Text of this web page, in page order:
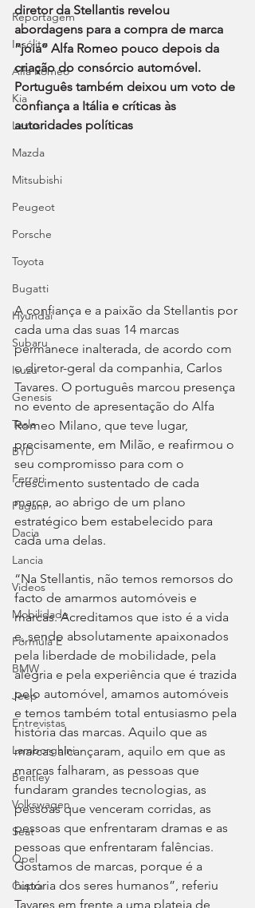
Reportagem
Insólito
Alfa Romeo
Kia
Lexus
Mazda
Mitsubishi
Peugeot
Porsche
Toyota
Bugatti
Hyundai
Subaru
Isuzu
Genesis
Tesla
BYD
Ferrari
Pagani
Dacia
Lancia
Videos
Mobilidade
Fórmula E
BMW
Jeep
Entrevistas
Lamborghini
Bentley
Volkswagen
Seat
Opel
Cupra
diretor da Stellantis revelou
abordagens para a compra de marca
“joia” Alfa Romeo pouco depois da
criação do consórcio automóvel.
Português também deixou um voto de
confiança a Itália e críticas às
autoridades políticas
A confiança e a paixão da Stellantis por
cada uma das suas 14 marcas
permanece inalterada, de acordo com
o diretor-geral da companhia, Carlos
Tavares. O português marcou presença
no evento de apresentação do Alfa
Romeo Milano, que teve lugar,
precisamente, em Milão, e reafirmou o
seu compromisso para com o
crescimento sustentado de cada
marca, ao abrigo de um plano
estratégico bem estabelecido para
cada uma delas.
“Na Stellantis, não temos remorsos do
facto de amarmos automóveis e
marcas. Acreditamos que isto é a vida
e, sendo absolutamente apaixonados
pela liberdade de mobilidade, pela
alegria e pela experiência que é trazida
pelo automóvel, amamos automóveis
e temos também total entusiasmo pela
história das marcas. Aquilo que as
marcas alcançaram, aquilo em que as
marcas falharam, as pessoas que
fundaram grandes tecnologias, as
pessoas que venceram corridas, as
pessoas que enfrentaram dramas e as
pessoas que enfrentaram falências.
Gostamos de marcas, porque é a
história dos seres humanos”, referiu
Tavares em frente a uma plateia de